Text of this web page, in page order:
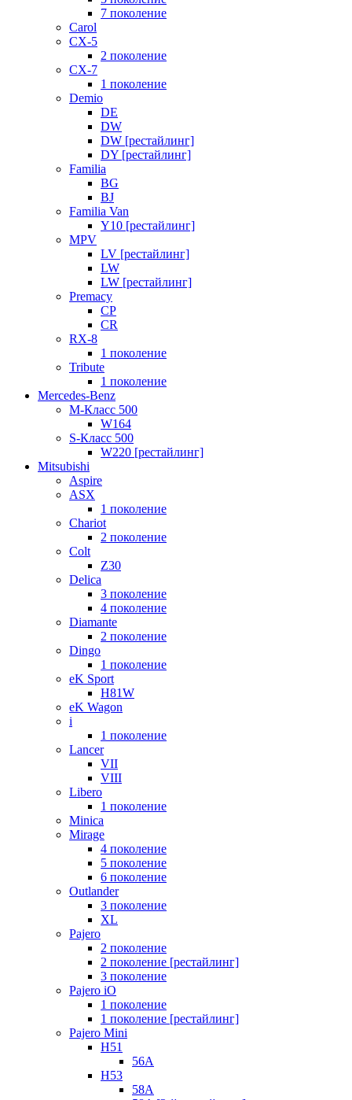
7 поколение
Carol
CX-5
2 поколение
CX-7
1 поколение
Demio
DE
DW
DW [рестайлинг]
DY [рестайлинг]
Familia
BG
BJ
Familia Van
Y10 [рестайлинг]
MPV
LV [рестайлинг]
LW
LW [рестайлинг]
Premacy
CP
CR
RX-8
1 поколение
Tribute
1 поколение
Mercedes-Benz
M-Класс 500
W164
S-Класс 500
W220 [рестайлинг]
Mitsubishi
Aspire
ASX
1 поколение
Chariot
2 поколение
Colt
Z30
Delica
3 поколение
4 поколение
Diamante
2 поколение
Dingo
1 поколение
eK Sport
H81W
eK Wagon
i
1 поколение
Lancer
VII
VIII
Libero
1 поколение
Minica
Mirage
4 поколение
5 поколение
6 поколение
Outlander
3 поколение
XL
Pajero
2 поколение
2 поколение [рестайлинг]
3 поколение
Pajero iO
1 поколение
1 поколение [рестайлинг]
Pajero Mini
H51
56A
H53
58A